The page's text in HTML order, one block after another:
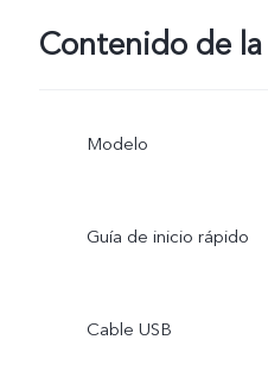
Contenido de la
Modelo
Guía de inicio rápido
Cable USB